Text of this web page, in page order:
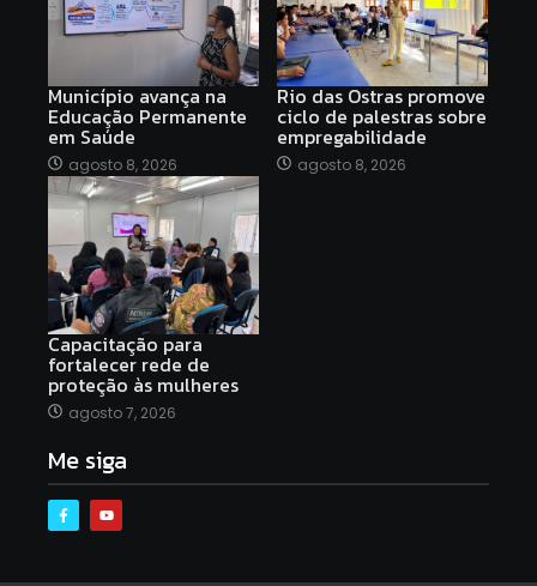
Município avança na
Educação Permanente
em Saúde
agosto 8, 2026
Rio das Ostras promove
ciclo de palestras sobre
empregabilidade
agosto 8, 2026
Capacitação para
fortalecer rede de
proteção às mulheres
agosto 7, 2026
Me siga